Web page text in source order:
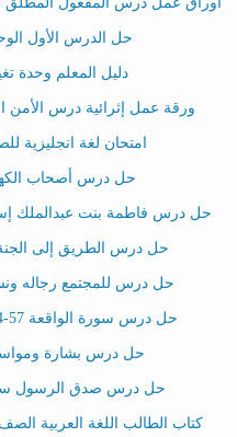
حل الدرس الأول
دليل المعلم وحدة
ورقة عمل إثرائية درس الأمن
امتحان لغة انجليزية
حل درس أصحاب
حل درس فاطمة بنت عبدالملك
حل درس الطريق إلى الجنة
حل درس للمجتمع رجاله
حل درس سورة الواقعة 57-74 تربية اسلامية الصف التاسع
حل درس بشارة
حل درس صدق الرسول سورة يس 1-12
كتاب الطالب اللغة العربية الصف